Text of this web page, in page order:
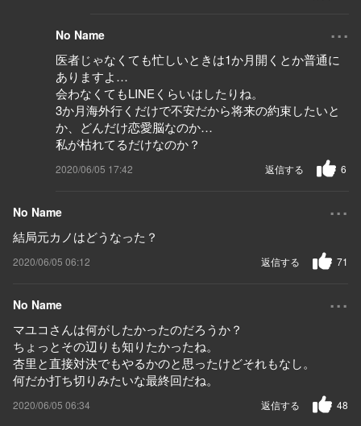
No Name ...
医者じゃなくても忙しいときは1か月開くとか普通に
ありますよ…
会わなくてもLINEくらいはしたりね。
3か月海外行くだけで不安だから将来の約束したいと
か、どんだけ恋愛脳なのか…
私が枯れてるだけなのか？
2020/06/05 17:42 6
返信する
No Name ...
結局元カノはどうなった？
2020/06/05 06:12 71
返信する
No Name ...
マユコさんは何がしたかったのだろうか？
ちょっとその辺りも知りたかったね。
杏里と直接対決でもやるかのと思ったけどそれもなし。
何だか打ち切りみたいな最終回だね。
2020/06/05 06:34 48
返信する